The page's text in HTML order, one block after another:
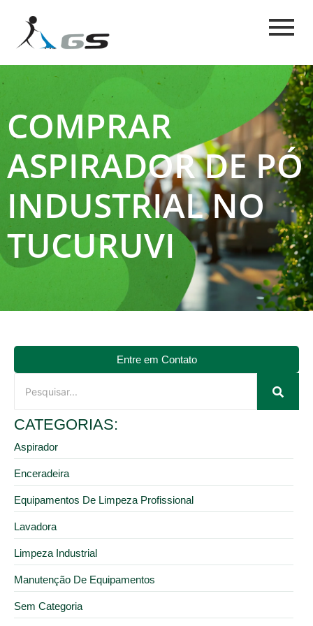
COMPRAR
ASPIRADOR DE PÓ
INDUSTRIAL NO
TUCURUVI
Entre em Contato
CATEGORIAS:
Aspirador
Enceradeira
Equipamentos De Limpeza Profissional
Lavadora
Limpeza Industrial
Manutenção De Equipamentos
Sem Categoria